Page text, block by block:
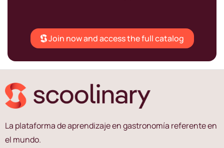
Join now and access the full catalog
La plataforma de aprendizaje en gastronomía referente en
el mundo.